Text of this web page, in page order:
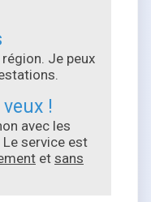
Je peux
!
avec les
service est
et sans